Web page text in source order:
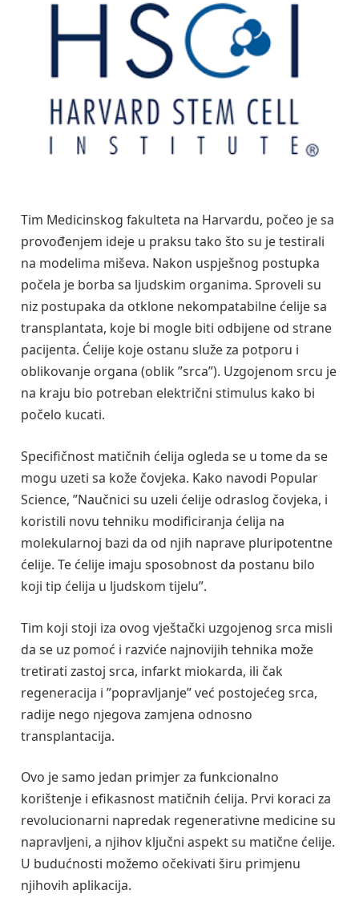
Tim Medicinskog fakulteta na Harvardu, počeo je sa
provođenjem ideje u praksu tako što su je testirali
na modelima miševa. Nakon uspješnog postupka
počela je borba sa ljudskim organima. Sproveli su
niz postupaka da otklone nekompatabilne ćelije sa
transplantata, koje bi mogle biti odbijene od strane
pacijenta. Ćelije koje ostanu služe za potporu i
oblikovanje organa (oblik ”srca”). Uzgojenom srcu je
na kraju bio potreban električni stimulus kako bi
počelo kucati.
Specifičnost matičnih ćelija ogleda se u tome da se
mogu uzeti sa kože čovjeka. Kako navodi Popular
Science, ”Naučnici su uzeli ćelije odraslog čovjeka, i
koristili novu tehniku modificiranja ćelija na
molekularnoj bazi da od njih naprave pluripotentne
ćelije. Te ćelije imaju sposobnost da postanu bilo
koji tip ćelija u ljudskom tijelu”.
Tim koji stoji iza ovog vještački uzgojenog srca misli
da se uz pomoć i razviće najnovijih tehnika može
tretirati zastoj srca, infarkt miokarda, ili čak
regeneracija i ”popravljanje” već postojećeg srca,
radije nego njegova zamjena odnosno
transplantacija.
Ovo je samo jedan primjer za funkcionalno
korištenje i efikasnost matičnih ćelija. Prvi koraci za
revolucionarni napredak regenerativne medicine su
napravljeni, a njihov ključni aspekt su matične ćelije.
U budućnosti možemo očekivati širu primjenu
njihovih aplikacija.